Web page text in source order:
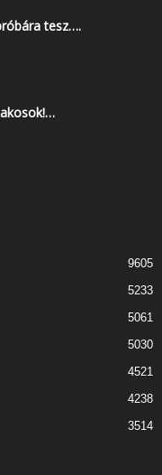
tesz….
9605
5233
5061
5030
4521
4238
3514